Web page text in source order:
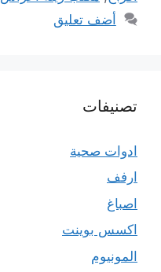
أضف تعليق
تصنيفات
ادوات صحية
ارفف
اصباغ
اكسس بوينت
المونيوم